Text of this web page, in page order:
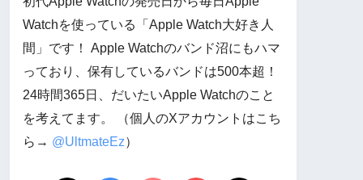
Watchを使っている「Apple Watch大好き人
間」です！ Apple Watchのバンド沼にもハマ
っており、保有しているバンドは500本超！
24時間365日、だいたいApple Watchのこと
を考えてます。 （個人のXアカウントはこち
ら→ @UltmateEz）